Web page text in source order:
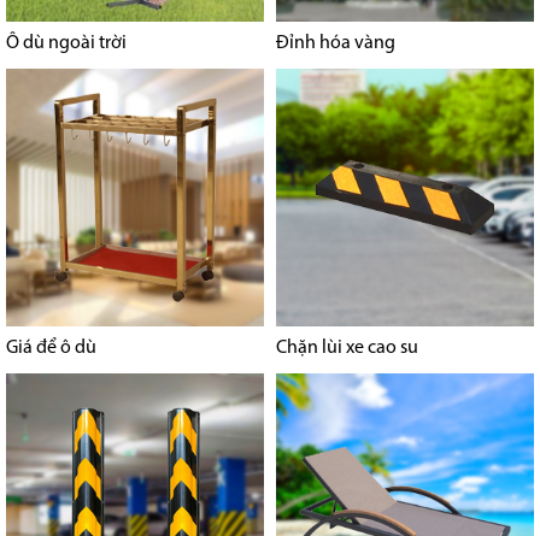
Ô dù ngoài trời Đỉnh hóa vàng
Giá để ô dù Chặn lùi xe cao su